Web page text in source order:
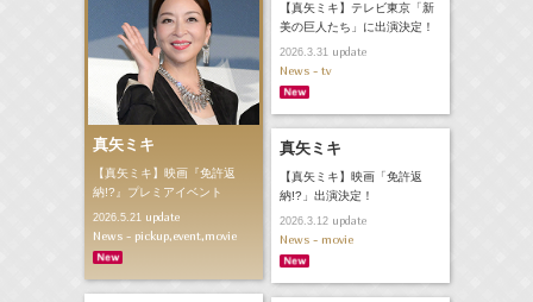
真矢ミキ
【真矢ミキ】映画『免許返
納!?』プレミアイベント
2026.5.21 update
News - pickup,event,movie
【真矢ミキ】テレビ東京「新
美の巨人たち」に出演決定！
2026.3.31update
News - tv
真矢ミキ
【真矢ミキ】映画「免許返
納!?」出演決定！
2026.3.12update
News - movie